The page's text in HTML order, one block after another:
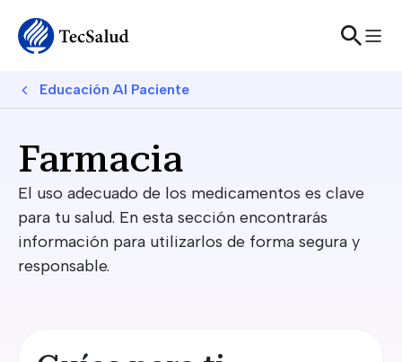
Breadcrumb
Educación Al Paciente
Farmacia
El uso adecuado de los medicamentos es clave
para tu salud. En esta sección encontrarás
información para utilizarlos de forma segura y
responsable.